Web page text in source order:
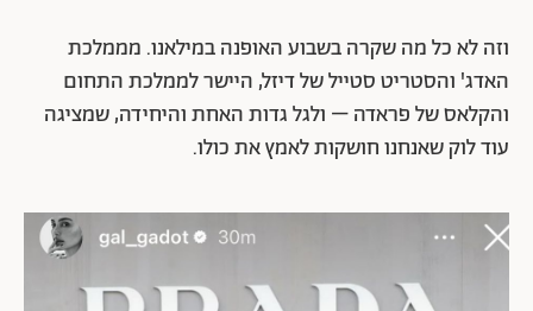
וזה לא כל מה שקרה בשבוע האופנה במילאנו. מממלכת
האדג' והסטריט סטייל של דיזל, היישר לממלכת התחום
והקלאס של פראדה – ולגל גדות האחת והיחידה, שמציגה
עוד לוק שאנחנו חושקות לאמץ את כולו.